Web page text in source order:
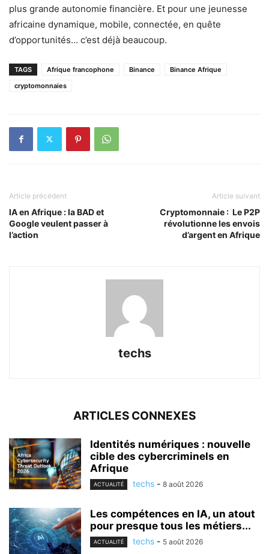
plus grande autonomie financière. Et pour une jeunesse
africaine dynamique, mobile, connectée, en quête
d’opportunités… c’est déjà beaucoup.
TAGS Afrique francophone Binance
Binance Afrique
cryptomonnaies
Article précédent
IA en Afrique : la BAD et
Google veulent passer à
l’action
Article suivant
Cryptomonnaie : Le P2P
révolutionne les envois
d’argent en Afrique
techs
ARTICLES CONNEXES
Identités numériques : nouvelle
cible des cybercriminels en
Afrique
ACTUALITÉ techs - 8 août 2026
Les compétences en IA, un atout
pour presque tous les métiers...
ACTUALITÉ techs - 5 août 2026